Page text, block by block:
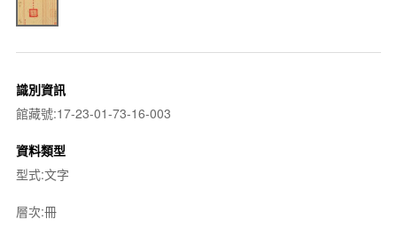
識別資訊
館藏號:17-23-01-73-16-003
資料類型
型式:文字
層次:冊